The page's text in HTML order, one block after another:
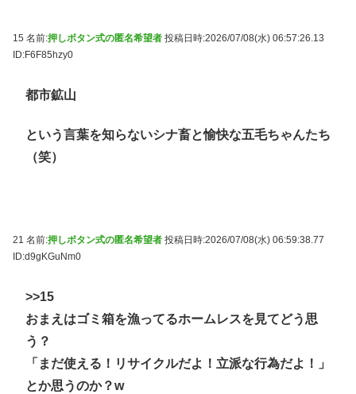
15 名前:押しボタン式の匿名希望者 投稿日時:2026/07/08(水) 06:57:26.13
ID:F6F85hzy0
都市鉱山
という言葉を知らないシナ畜と愉快な五毛ちゃんたち
（笑）
21 名前:押しボタン式の匿名希望者 投稿日時:2026/07/08(水) 06:59:38.77
ID:d9gKGuNm0
>>15
おまえはゴミ箱を漁ってるホームレスを見てどう思
う？
「まだ使える！リサイクルだよ！立派な行為だよ！」
とか思うのか？w